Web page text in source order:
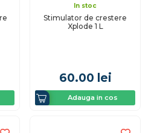
In stoc
Stimulator de crestere
Xplode 1 L
60.00 lei
Adauga in cos